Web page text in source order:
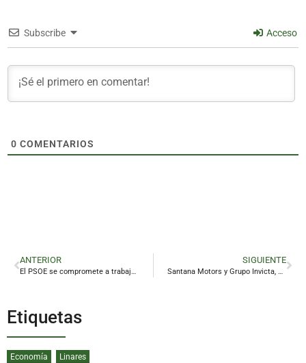
Subscribe Acceso
0 COMENTARIOS
ANTERIOR
El PSOE se compromete a trabajar para que el coste de las obras no repercuta en la factura de agua en El Condado
SIGUIENTE
Santana Motors y Grupo Invicta, unidos por el futuro automovilístico de Linares
Etiquetas
Economía Linares